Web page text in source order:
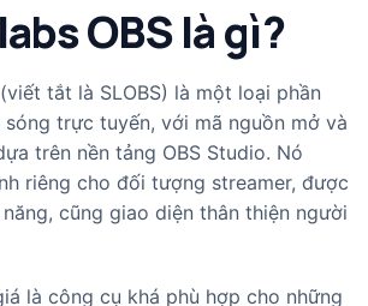
OBS là gì?
tắt là SLOBS) là một loại phần
trực tuyến, với mã nguồn mở và
trên nền tảng OBS Studio. Nó
riêng cho đối tượng streamer, được
cũng giao diện thân thiện người
là công cụ khá phù hợp cho những